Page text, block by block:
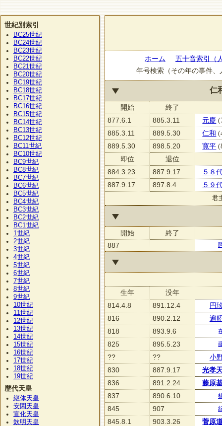
ホーム
五十音索引（
年号検索（その年の事件
仁
開始
終了
877.6.1
885.3.11 元慶
885.3.11
889.5.30 仁和
889.5.30
898.5.20 寛平
即位
退位
884.3.23
887.9.17
５８
887.9.17
897.8.4 ５９
君
開始
終了
887
生年
没年
814.4.8
891.12.4
円
816
890.2.12
遍
818
893.9.6
825 895.5.23
?? ??
小
830
887.9.17
光孝
836
891.2.24
藤原
837
890.6.10
845 907
845.8.1 903.3.26
菅原
世紀別索引
BC25世紀
BC24世紀
BC23世紀
BC22世紀
BC21世紀
BC20世紀
BC19世紀
BC18世紀
BC17世紀
BC16世紀
BC15世紀
BC14世紀
BC13世紀
BC12世紀
BC11世紀
BC10世紀
BC9世紀
BC8世紀
BC7世紀
BC6世紀
BC5世紀
BC4世紀
BC3世紀
BC2世紀
BC1世紀
1世紀
2世紀
3世紀
4世紀
5世紀
6世紀
7世紀
8世紀
9世紀
10世紀
11世紀
12世紀
13世紀
14世紀
15世紀
16世紀
17世紀
18世紀
19世紀
歴代天皇
継体天皇
安閑天皇
宣化天皇
欽明天皇